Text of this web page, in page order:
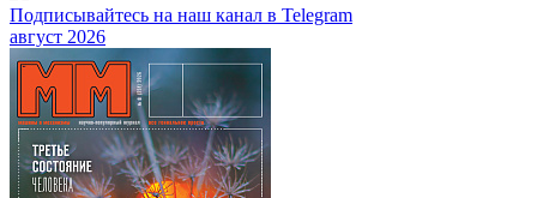
Подписывайтесь на наш канал в Telegram
август 2026